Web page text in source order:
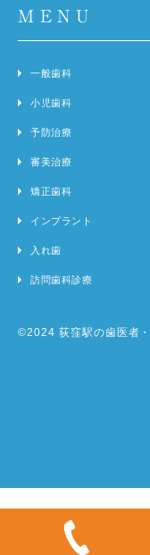
MENU
一般歯科
小児歯科
予防治療
審美治療
矯正歯科
インプラント
入れ歯
訪問歯科診療
©2024 荻窪駅の歯医者